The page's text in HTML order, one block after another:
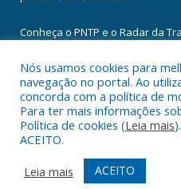
Conheça o PNTP e o Radar da
Todos os direitos reservados a
Mapa do Site
Acessar Área
Acessar Webmail
Nós usamos cookies para
navegação no portal. Ao
concorda com a política de
Para ter mais informações
Política de cookies (Leia mais
ACEITO.
Leia mais
ACEITO